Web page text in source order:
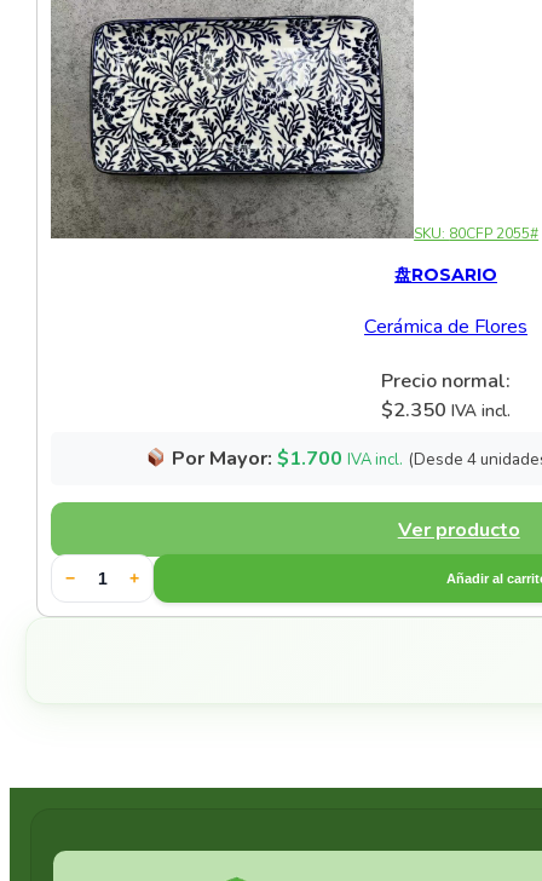
SKU: 80CFP 2055#
盘ROSARIO
Cerámica de Flores
Precio normal:
$2.350 IVA incl.
Por Mayor: $1.700 IVA incl. (Desde 4
Ver producto
− + Añadir al